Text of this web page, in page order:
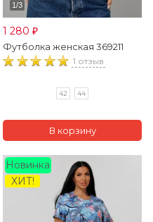
1 280 ₽
Футболка женская 369211
1 отзыв
42 44
ХИТ!
Новинка